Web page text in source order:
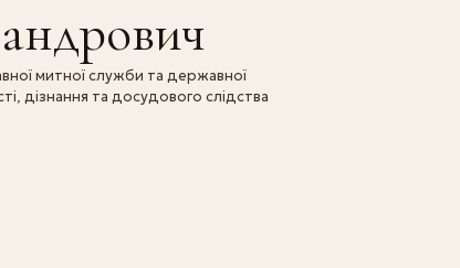
митної служби та державної
дізнання та досудового слідства